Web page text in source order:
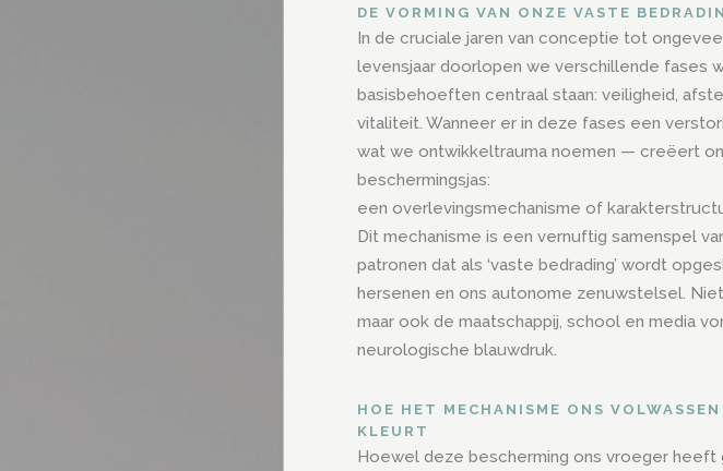
DE VORMING VAN ONZE VASTE
In de cruciale jaren van conceptie tot
levensjaar doorlopen we verschillende fases
basisbehoeften centraal staan: veiligheid,
vitaliteit. Wanneer er in deze fases een
wat we ontwikkeltrauma noemen — creëert
beschermingsjas:
een overlevingsmechanisme of
Dit mechanisme is een vernuftig samenspel
patronen dat als ‘vaste bedrading’ wordt
hersenen en ons autonome zenuwstelsel.
maar ook de maatschappij, school en media
neurologische blauwdruk.
HOE HET MECHANISME ONS VOLWASSEN
KLEURT
Hoewel deze bescherming ons vroeger heeft